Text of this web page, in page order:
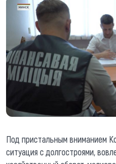
Под пристальным вниманием
ситуация с долгостроями,